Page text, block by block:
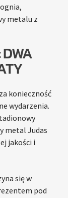
metalu z
konieczność
wydarzenia.
metal Judas
jakości i
się w
pod